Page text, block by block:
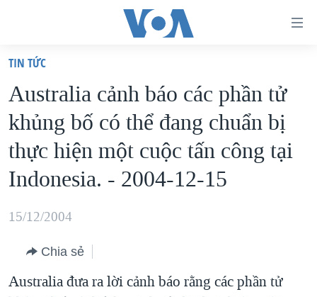
truy
cập
Tới
nội
chính
Tới
hướng
chính
VIỆT NAM
HOA KỲ
BIỂN ĐÔNG
THẾ GIỚI
MỤC
TỰ DO BÁO CHÍ
CHUYÊN ĐỀ
TIN TỨC
Australia cảnh báo các phần tử
khủng bố có thể đang chuẩn bị
thực hiện một cuộc tấn công tại
Indonesia. - 2004-12-15
15/12/2004
Chia sẻ
Australia đưa ra lời cảnh báo rằng các phần tử